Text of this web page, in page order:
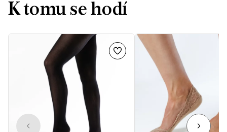
K tomu se hodí